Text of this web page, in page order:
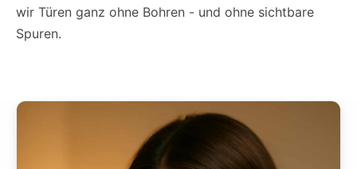
wir Türen ganz ohne Bohren - und ohne sichtbare
Spuren.